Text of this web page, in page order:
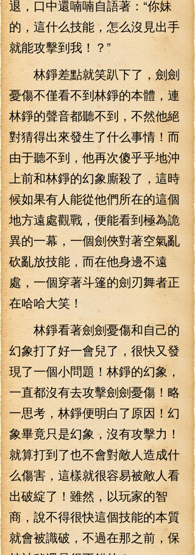
退，口中還喃喃自語著：“你妹
的，這什么技能，怎么沒見出手
就能攻擊到我！？”
林錚差點就笑趴下了，劍劍
憂傷不僅看不到林錚的本體，連
林錚的聲音都聽不到，不然他絕
對猜得出來發生了什么事情！而
由于聽不到，他再次傻乎乎地沖
上前和林錚的幻象廝殺了，這時
候如果有人能從他們所在的這個
地方遠處觀戰，便能看到極為詭
異的一幕，一個劍俠對著空氣亂
砍亂放技能，而在他身邊不遠
處，一個穿著斗篷的劍刃舞者正
在哈哈大笑！
林錚看著劍劍憂傷和自己的
幻象打了好一會兒了，很快又發
現了一個小問題！林錚的幻象，
一直都沒有去攻擊劍劍憂傷！略
一思考，林錚便明白了原因！幻
象畢竟只是幻象，沒有攻擊力！
就算打到了也不會對敵人造成什
么傷害，這樣就很容易被敵人看
出破綻了！雖然，以玩家的智
商，說不得很快這個技能的本質
就會被識破，不過在那之前，保